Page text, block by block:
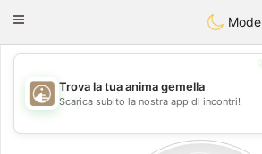
ahebik
Toggle
Mode
💖
💕
Trova la tua anima gemella
Scarica subito la nostra app di incontri!